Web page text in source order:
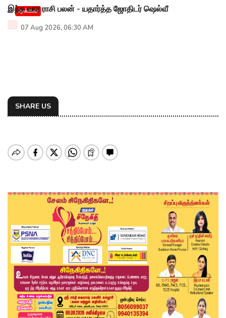
ஆன்மிகம்
இந்த வார ராசி பலன் - யதார்த்த ஜோதிடர் ஷெல்வீ
07 Aug 2026, 06:30 AM
SHARE US